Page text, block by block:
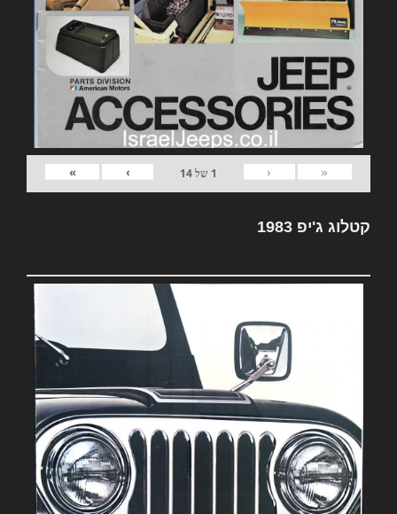
«
‹
1 של14
›
»
קטלוג ג'יפ 1983